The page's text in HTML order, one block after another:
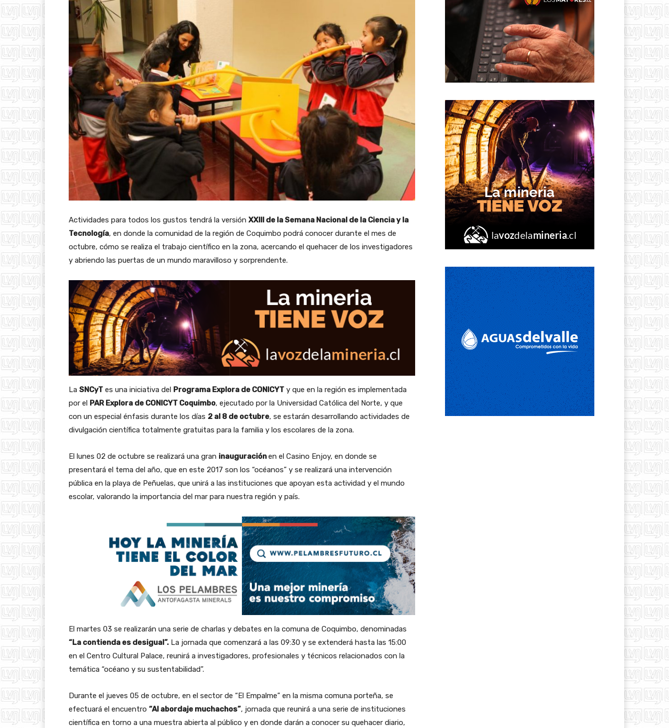
Actividades para todos los gustos tendrá la versión XXIII de la Semana Nacional de la Ciencia y la
Tecnología, en donde la comunidad de la región de Coquimbo podrá conocer durante el mes de
octubre, cómo se realiza el trabajo científico en la zona, acercando el quehacer de los investigadores
y abriendo las puertas de un mundo maravilloso y sorprendente.
La SNCyT es una iniciativa del Programa Explora de CONICYT y que en la región es implementada
por el PAR Explora de CONICYT Coquimbo, ejecutado por la Universidad Católica del Norte, y que
con un especial énfasis durante los días 2 al 8 de octubre, se estarán desarrollando actividades de
divulgación científica totalmente gratuitas para la familia y los escolares de la zona.
El lunes 02 de octubre se realizará una gran inauguraciónen el Casino Enjoy, en donde se
presentará el tema del año, que en este 2017 son los “océanos” y se realizará una intervención
pública en la playa de Peñuelas, que unirá a las instituciones que apoyan esta actividad y el mundo
escolar, valorando la importancia del mar para nuestra región y país.
El martes 03 se realizarán una serie de charlas y debates en la comuna de Coquimbo, denominadas
“La contienda es desigual”. La jornada que comenzará a las 09:30 y se extenderá hasta las 15:00
en el Centro Cultural Palace, reunirá a investigadores, profesionales y técnicos relacionados con la
temática “océano y su sustentabilidad”.
Durante el jueves 05 de octubre, en el sector de “El Empalme” en la misma comuna porteña, se
efectuará el encuentro “Al abordaje muchachos”, jornada que reunirá a una serie de instituciones
científica en torno a una muestra abierta al público y en donde darán a conocer su quehacer diario,